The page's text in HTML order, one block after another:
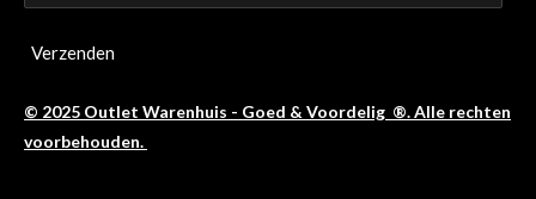
Verzenden
© 2025 Outlet Warenhuis - Goed & Voordelig ®. Alle rechten
voorbehouden.